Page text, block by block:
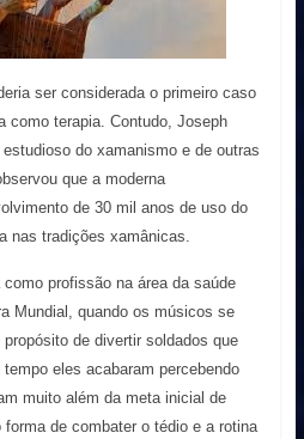
ser considerada o primeiro caso
como terapia. Contudo, Joseph
do xamanismo e de outras
que a moderna
de 30 mil anos de uso do
nas tradições xamânicas.
profissão na área da saúde
Mundial, quando os músicos se
de divertir soldados que
eles acabaram percebendo
muito além da meta inicial de
de combater o tédio e a rotina